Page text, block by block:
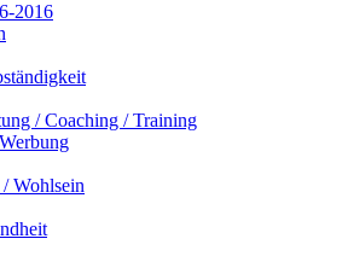
2016
/ Coaching / Training
Wohlsein